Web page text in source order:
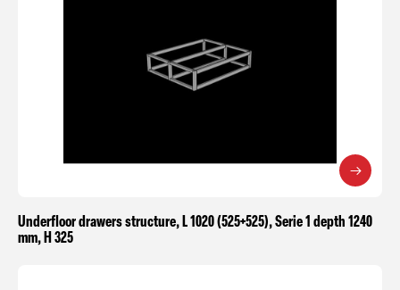
Underfloor drawers structure, L 1020 (525+525), Serie 1 depth 1240
mm, H 325